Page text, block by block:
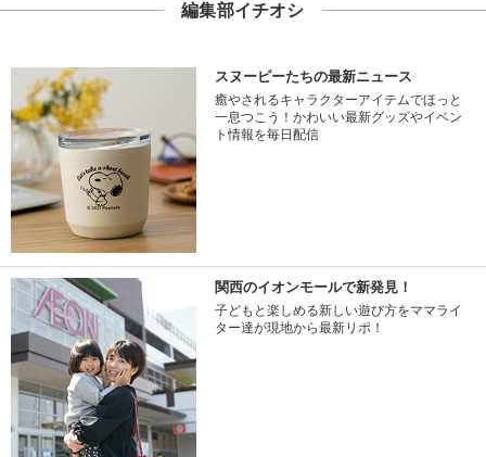
編集部イチオシ
スヌーピーたちの最新ニュース
癒やされるキャラクターアイテムでほっと
一息つこう！かわいい最新グッズやイベン
ト情報を毎日配信
関西のイオンモールで新発見！
子どもと楽しめる新しい遊び方をママライ
ター達が現地から最新リポ！